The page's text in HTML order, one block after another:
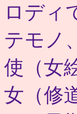
ロディ
テモノ
使（女
女（修